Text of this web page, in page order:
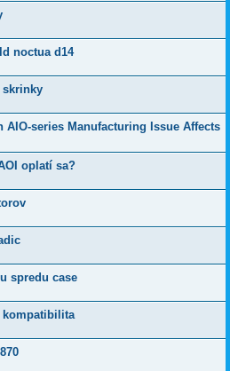
noctua d14
skrinky
AIO-series Manufacturing Issue Affects
oplatí sa?
spredu case
kompatibilita